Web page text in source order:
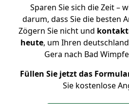
Sparen Sie sich die Zeit –
darum, dass Sie die besten
Zögern Sie nicht und
heute, um Ihren
Gera nach Bad
Füllen Sie jetzt das
Sie kostenlose